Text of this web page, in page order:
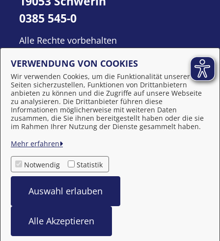
Behördennummer 115
0385 545-0
Alle Rechte vorbehalten
Impressum
Datenschutzerklärung
Barrierefreiheit
bereitgestellt von:
VERWENDUNG VON COOKIES
Wir verwenden Cookies, um die Funktionalität unserer
Seiten sicherzustellen, Funktionen von Drittanbietern
anbieten zu können und die Zugriffe auf unsere Webseite
zu analysieren. Die Drittanbieter führen diese
Informationen möglicherweise mit weiteren Daten
zusammen, die Sie ihnen bereitgestellt haben oder die sie
im Rahmen Ihrer Nutzung der Dienste gesammelt haben.
Mehr erfahren
Notwendig Statistik
Auswahl erlauben
Alle Akzeptieren